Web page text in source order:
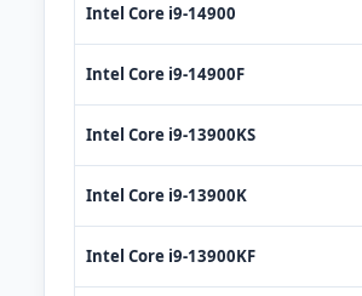
Intel Core i9-14900
Intel Core i9-14900F
Intel Core i9-13900KS
Intel Core i9-13900K
Intel Core i9-13900KF